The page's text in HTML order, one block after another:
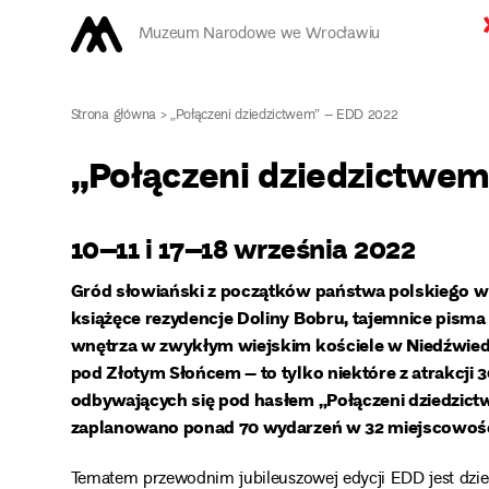
Muzeum Narodowe we Wrocławiu
Strona główna>„Połączeni dziedzictwem” – EDD 2022
„Połączeni
10–11 i 17–18 września 2022
Gród słowiański z początków państwa polskiego
książęce rezydencje Doliny Bobru, tajemnice
wnętrza w zwykłym wiejskim kościele w
pod Złotym Słońcem – to tylko niektóre z atrakcji
odbywających się pod hasłem „Połączeni
zaplanowano ponad 70 wydarzeń w 32
Tematem przewodnim jubileuszowej edycji EDD jest